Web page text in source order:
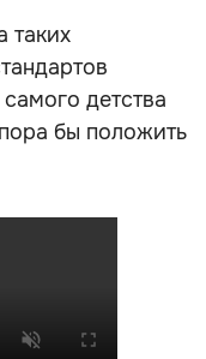
таких
детства
бы положить